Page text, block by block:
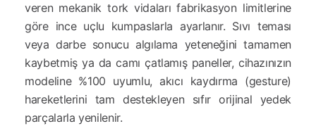
veren mekanik tork vidaları fabrikasyon limitlerine
göre ince uçlu kumpaslarla ayarlanır. Sıvı teması
veya darbe sonucu algılama yeteneğini tamamen
kaybetmiş ya da camı çatlamış paneller, cihazınızın
modeline %100 uyumlu, akıcı kaydırma (gesture)
hareketlerini tam destekleyen sıfır orijinal yedek
parçalarla yenilenir.